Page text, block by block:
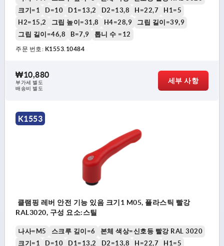
크기=1
D=10 D1=13,2 D2=13,8 H=22,7
H1=5
H2=15,2
그립 높이=31,8 H4=28,9
그립 길이=39,9
그립 길이=46,8
B=7,9 톱니 수 =12
주문 번호: K1553.10484
₩10,880
부가세 별도
배송비 별도
세부 사항
K1553
클램핑 레버 안전 기능 있음 크기1 M05, 플라스틱 빨강
RAL3020, 구성 요소:스틸
나사=M5 스크루 깊이=6
본체 색상=신호등 빨강 RAL 3020
크기=1
D=10 D1=13,2 D2=13,8 H=22,7
H1=5